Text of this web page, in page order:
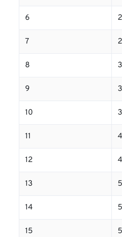
6
7
8
9
10
11
12
13
14
15